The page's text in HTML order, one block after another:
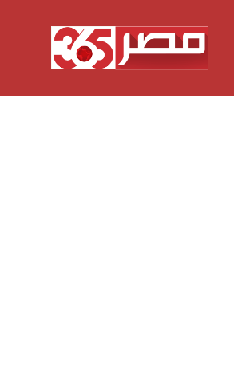
المحتوى